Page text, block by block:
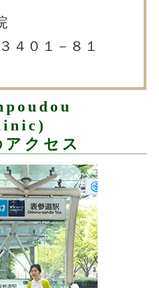
４０１－８１
クセス